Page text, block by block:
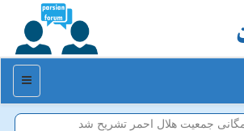
منو
جمعیت هلال احمر تشریح شد